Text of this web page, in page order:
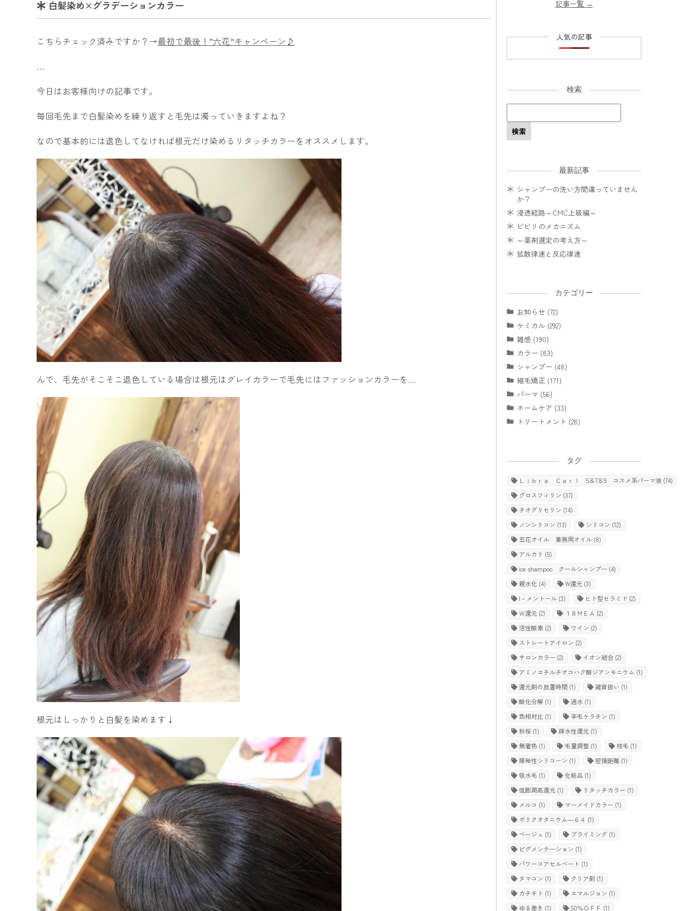
白髪染め×グラデーションカラー
こちらチェック済みですか？→最初で最後！“六花”キャンペーン♪
…
今日はお客様向けの記事です。
毎回毛先まで白髪染めを繰り返すと毛先は濁っていきますよね？
なので基本的には退色してなければ根元だけ染めるリタッチカラーをオススメします。
んで、毛先がそこそこ退色している場合は根元はグレイカラーで毛先にはファッションカラーを…
根元はしっかりと白髪を染めます↓
記事一覧 →
人気の記事
検索
最新記事
シャンプーの洗い方間違っていません
か？
浸透経路～CMC上級編～
ビビリのメカニズム
～薬剤選定の考え方～
拡散律速と反応律速
カテゴリー
お知らせ (72)
ケミカル (292)
雑感 (190)
カラー (83)
シャンプー (48)
縮毛矯正 (171)
パーマ (56)
ホームケア (33)
トリートメント (28)
タグ
Ｌｉｂｒａ Ｃａｒｌ 5＆7＆9 コスメ系パーマ液 (74)
グロスフィリン (37)
チオグリセリン (14)
ノンシリコン (13) シリコン (12)
五花オイル 業務用オイル (8)
アルカリ (5)
ice shampoo クールシャンプー (4)
親水化 (4) W還元 (3)
l－メントール (3) ヒト型セラミド (2)
Ｗ還元 (2) １８ＭＥＡ (2)
活性酸素 (2) ワイン (2)
ストレートアイロン (2)
サロンカラー (2) イオン結合 (2)
アミノエチルチオコハク酸ジアンモニウム (1)
還元剤の放置時間 (1) 雑貨扱い (1)
酸化分解 (1) 過水 (1)
色相対比 (1) 羊毛ケラチン (1)
秋桜 (1) 疎水性還元 (1)
無着色 (1) 毛量調整 (1) 枝毛 (1)
揮発性シリコーン (1) 密接距離 (1)
吸水毛 (1) 化粧品 (1)
低膨潤高還元 (1) リタッチカラー (1)
メルコ (1) マーメイドカラー (1)
ポリクオタニウム―６４ (1)
ベージュ (1) プライミング (1)
ピグメンテーション (1)
パワーコアセルベート (1)
タマコン (1) クリア剤 (1)
カチキト (1) エマルジョン (1)
ゆる巻き (1) 50％ＯＦＦ (1)